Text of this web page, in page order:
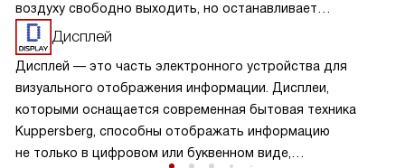
воздуху свободно выходить, но останавливает
образование обратного потока. Клапан обеспечивает
надежную защиту от возвращения нежелательных
запахов, повышает эффективность работы вытяжки и
поддерживает чистоту воздуха на вашей кухне. Это
важный элемент вытяжки, который способствует
сохранению здорового микроклимата в комнате,
продляет срок службы устройства, а также не дает
Дисплей
Дисплей — это часть электронного устройства для
визуального отображения информации. Дисплеи,
которыми оснащается современная бытовая техника
Kuppersberg, способны отображать информацию
не только в цифровом или буквенном виде,